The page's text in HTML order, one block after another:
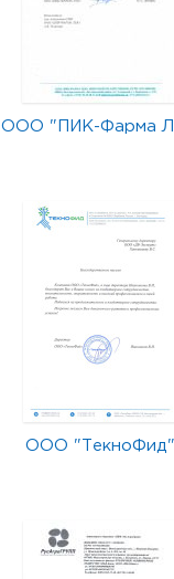
ООО "ПИК-Фарма
ООО "ТекноФид"